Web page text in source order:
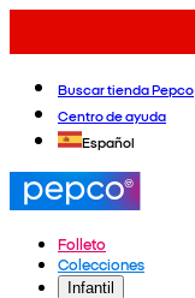
Buscar tienda Pepco
Centro de ayuda
Español
Folleto
Colecciones
Infantil